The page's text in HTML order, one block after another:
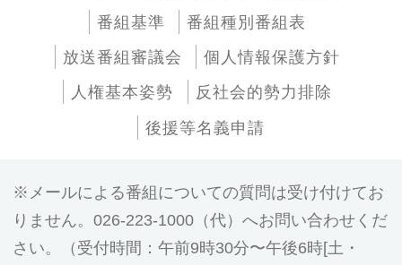
番組基準
番組種別番組表
放送番組審議会
個人情報保護方針
人権基本姿勢
反社会的勢力排除
後援等名義申請
メールによる番組についての質問は受け付けてお
りません。026-223-1000（代）へお問い合わせくだ
さい。（受付時間：午前9時30分〜午後6時[土・